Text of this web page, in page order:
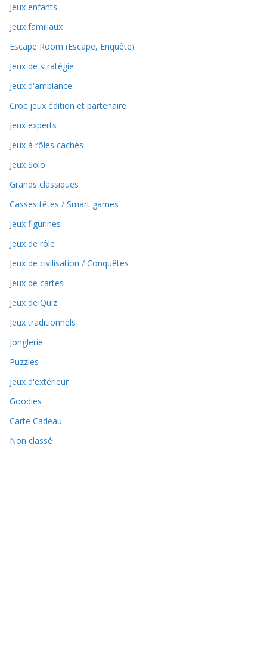
Jeux enfants
Jeux familiaux
Escape Room (Escape, Enquête)
Jeux de stratégie
Jeux d'ambiance
Croc jeux édition et partenaire
Jeux experts
Jeux à rôles cachés
Jeux Solo
Grands classiques
Casses têtes / Smart games
Jeux figurines
Jeux de rôle
Jeux de civilisation / Conquêtes
Jeux de cartes
Jeux de Quiz
Jeux traditionnels
Jonglerie
Puzzles
Jeux d'extérieur
Goodies
Carte Cadeau
Non classé